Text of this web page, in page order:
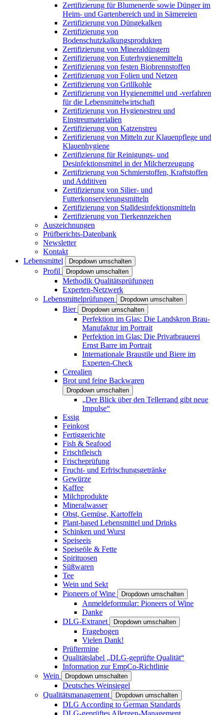
Zertifizierung für Blumenerde sowie Dünger im
Heim- und Gartenbereich und in Sämereien
Zertifizierung von Düngekalken
Zertifizierung von
Bodenschutzkalkungsprodukten
Zertifizierung von Mineraldüngern
Zertifizierung von Euterhygienemitteln
Zertifizierung von festen Biobrennstoffen
Zertifizierung von Folien und Netzen
Zertifizierung von Grillkohle
Zertifizierung von Hygienemittel und -verfahren
für die Lebensmittelwirtschaft
Zertifizierung von Hygienestreu und
Einstreumaterialien
Zertifizierung von Katzenstreu
Zertifizierung von Mitteln zur Klauenpflege und
Klauenhygiene
Zertifizierung für Reinigungs- und
Desinfektionsmittel in der Milcherzeugung
Zertifizierung von Schmierstoffen, Kraftstoffen
und Additiven
Zertifizierung von Silier- und
Futterkonservierungsmitteln
Zertifizierung von Stalldesinfektionsmitteln
Zertifizierung von Tierkennzeichen
Auszeichnungen
Prüfberichts-Datenbank
Newsletter
Kontakt
Lebensmittel
Dropdown umschalten
Profil Dropdown umschalten
Methodik Qualitätsprüfungen
Experten-Netzwerk
Lebensmittelprüfungen
Dropdown umschalten
Bier Dropdown umschalten
Perfektion im Glas: Die Landskron Brau-
Manufaktur im Portrait
Perfektion im Glas: Die Privatbrauerei
Ernst Barre im Portrait
Internationale Braustile und Biere im
Experten-Check
Cerealien
Brot und feine Backwaren
Dropdown umschalten
„Der Blick über den Tellerrand gibt neue
Impulse“
Essig
Feinkost
Fertiggerichte
Fish & Seafood
Frischfleisch
Frischeprüfung
Frucht- und Erfrischungsgetränke
Gewürze
Kaffee
Milchprodukte
Mineralwasser
Obst, Gemüse, Kartoffeln
Plant-based Lebensmittel und Drinks
Schinken und Wurst
Speiseeis
Speiseöle & Fette
Spirituosen
Süßwaren
Tee
Wein und Sekt
Pioneers of Wine
Dropdown umschalten
Anmeldeformular: Pioneers of Wine
Danke
DLG-Extranet
Dropdown umschalten
Fragebogen
Vielen Dank!
Prüftermine
Qualitätslabel „DLG-geprüfte Qualität“
Information zur EmpCo-Richtlinie
Wein
Dropdown umschalten
Deutsches Weinsiegel
Qualitätsmanagement
Dropdown umschalten
DLG According to German Standards
DLG-geprüftes Allergen-Management